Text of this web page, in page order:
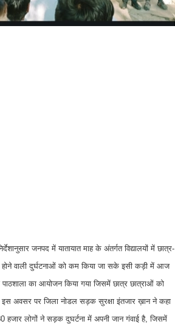
जनपद में यातायात माह के अंतर्गत विद्यालयों में छात्र-
होने वाली दुर्घटनाओं को कम किया जा सके इसी कड़ी में आज
का आयोजन किया गया जिसमें छात्र छात्राओं को
इस अवसर पर जिला नोडल सड़क सुरक्षा इंतजार ख़ान ने कहा
लोगों ने सड़क दुघर्टना में अपनी जान गंवाई है, जिसमें